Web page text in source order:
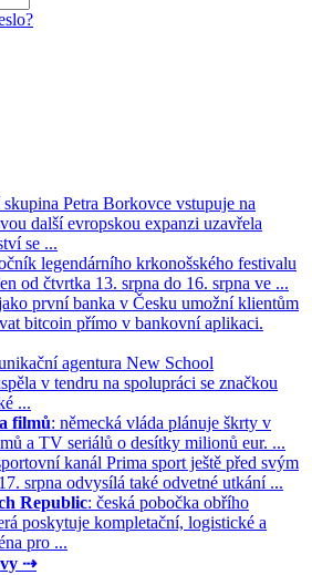
Petra Borkovce vstupuje na
další evropskou expanzi uzavřela
se ...
legendárního krkonošského festivalu
od čtvrtka 13. srpna do 16. srpna ve ...
první banka v Česku umožní klientům
bitcoin přímo v bankovní aplikaci.
agentura New School
v tendru na spolupráci se značkou
...
filmů: německá vláda plánuje škrty v
a TV seriálů o desítky milionů eur. ...
kanál Prima sport ještě před svým
srpna odvysílá také odvetné utkání ...
Republic: česká pobočka obřího
poskytuje kompletační, logistické a
pro ...
⇢